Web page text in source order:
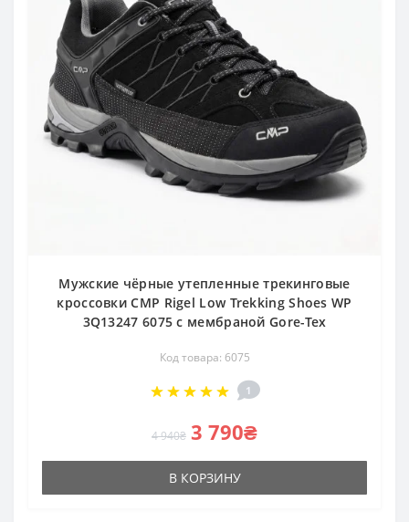
Мужские чёрные утепленные трекинговые
кроссовки CMP Rigel Low Trekking Shoes WP
3Q13247 6075 с мембраной Gore-Tex
Код товара: 6075
1
4 940₴ 3 790₴
В КОРЗИНУ